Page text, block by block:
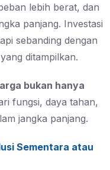
lebih berat, dan
panjang. Investasi
sebanding dengan
ditampilkan.
bukan hanya
fungsi, daya tahan,
jangka panjang.
Sementara atau